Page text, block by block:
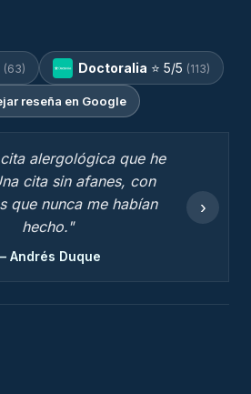
(63) Doctoralia ⭐ 5/5 (113)
reseña en Google
alergológica que he
cita sin afanes, con
que nunca me habían
hecho."
Andrés Duque
›